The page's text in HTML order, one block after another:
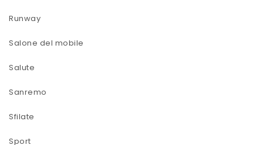
Runway
Salone del mobile
Salute
Sanremo
Sfilate
Sport